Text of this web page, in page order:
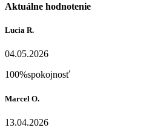
Aktuálne hodnotenie
Lucia R.
04.05.2026
100%spokojnosť
Marcel O.
13.04.2026